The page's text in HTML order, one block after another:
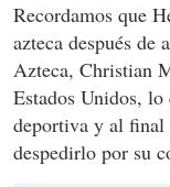
Recordamos que
azteca después
Azteca, Christian
Estados Unidos,
deportiva y al final
despedirlo por su